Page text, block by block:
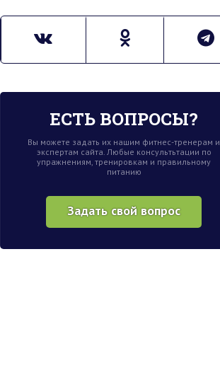
ЕСТЬ ВОПРОСЫ?
Вы можете задать их нашим фитнес-тренерам и
экспертам сайта. Любые консультьтации по
упражнениям, тренировкам и правильному
питанию
Задать свой вопрос